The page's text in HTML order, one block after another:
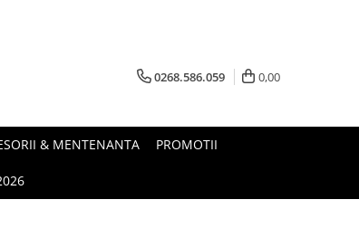
0268.586.059 0,00
& MENTENANTA PROMOTII